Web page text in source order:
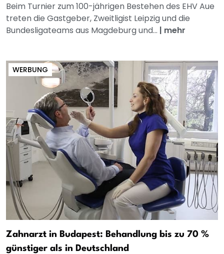
Beim Turnier zum 100-jährigen Bestehen des EHV Aue
treten die Gastgeber, Zweitligist Leipzig und die
Bundesligateams aus Magdeburg und... | mehr
WERBUNG
Zahnarzt in Budapest: Behandlung bis zu 70 %
günstiger als in Deutschland